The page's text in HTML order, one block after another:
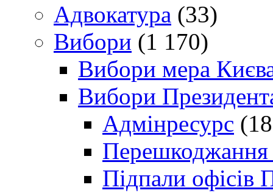
Адвокатура (33)
Вибори (1 170)
Вибори мера
Вибори
Адмінресурс
Перешкоджання
Підпали офісів